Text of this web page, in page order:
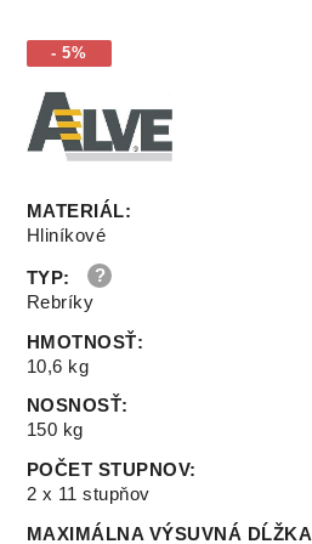
- 5%
MATERIÁL:
Hliníkové
TYP:
Rebríky
HMOTNOSŤ:
10,6 kg
NOSNOSŤ:
150 kg
POČET STUPNOV:
2 x 11 stupňov
MAXIMÁLNA VÝSUVNÁ DĹŽKA